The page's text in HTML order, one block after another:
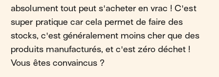
absolument tout peut s'acheter en vrac ! C'est
super pratique car cela permet de faire des
stocks, c'est généralement moins cher que des
produits manufacturés, et c'est zéro déchet !
Vous êtes convaincus ?